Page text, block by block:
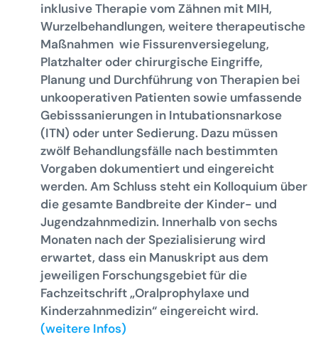
inklusive Therapie vom Zähnen mit MIH,
Wurzelbehandlungen, weitere therapeutische
Maßnahmen wie Fissurenversiegelung,
Platzhalter oder chirurgische Eingriffe,
Planung und Durchführung von Therapien bei
unkooperativen Patienten sowie umfassende
Gebisssanierungen in Intubationsnarkose
(ITN) oder unter Sedierung. Dazu müssen
zwölf Behandlungsfälle nach bestimmten
Vorgaben dokumentiert und eingereicht
werden. Am Schluss steht ein Kolloquium über
die gesamte Bandbreite der Kinder- und
Jugendzahnmedizin. Innerhalb von sechs
Monaten nach der Spezialisierung wird
erwartet, dass ein Manuskript aus dem
jeweiligen Forschungsgebiet für die
Fachzeitschrift „Oralprophylaxe und
Kinderzahnmedizin“ eingereicht wird.
(weitere Infos)